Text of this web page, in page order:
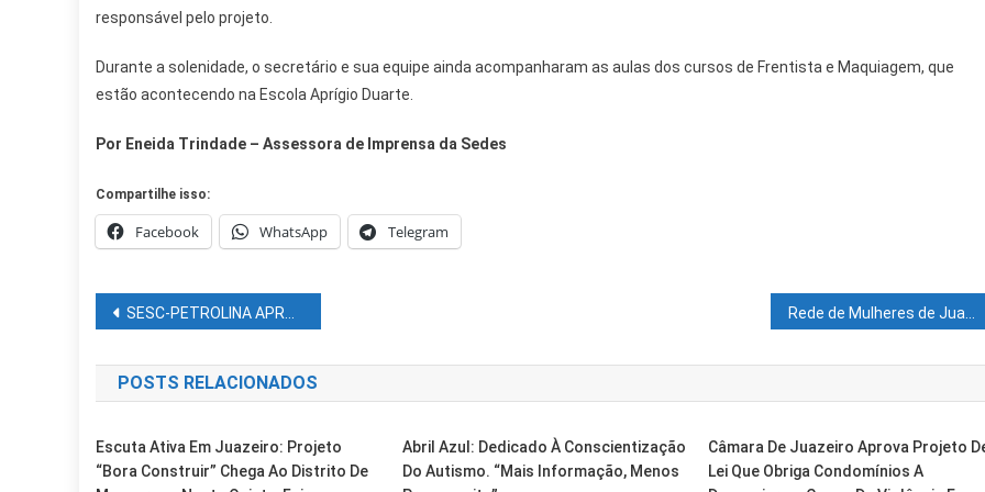
responsável pelo projeto.
Durante a solenidade, o secretário e sua equipe ainda acompanharam as aulas dos cursos de Frentista e Maquiagem, que
estão acontecendo na Escola Aprígio Duarte.
Por Eneida Trindade – Assessora de Imprensa da Sedes
Compartilhe isso:
Facebook WhatsApp Telegram
Navegação
de
Post
SESC-PETROLINA APRESENTA “A MOSTRA RIBEIRA DE MÚSICA” E HOMENAGEIA COMPOSITOR JUAZEIRENSE
POSTS RELACIONADOS
Escuta Ativa Em Juazeiro: Projeto
“Bora Construir” Chega Ao Distrito De
Abril Azul: Dedicado À Conscientização
Do Autismo. “Mais Informação, Menos
Câmara De Juazeiro Aprova Projeto
Lei Que Obriga Condomínios A